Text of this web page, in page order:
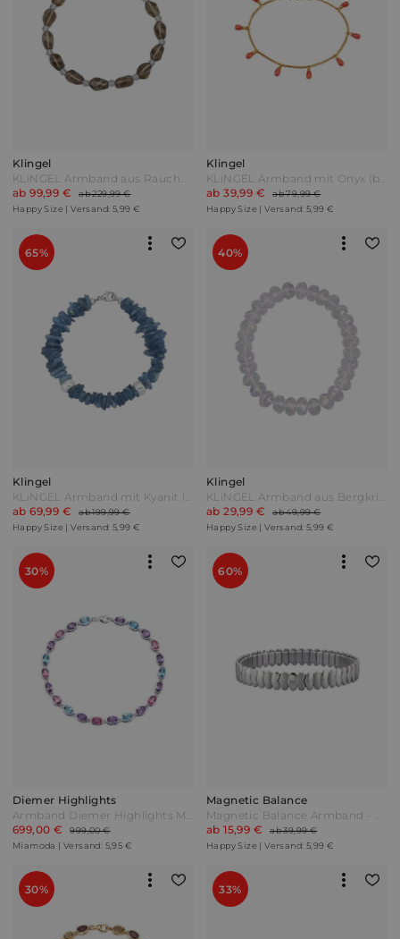
Klingel
KLiNGEL Armband aus Rauchquarzen und Bergkristallen Braun
ab 99,99 €
ab 229,99 €
Happy Size | Versand: 5,99 €
Klingel
KLiNGEL Armband mit Onyx (beh.) in Silber 925 Gelbgoldfarben Rot
ab 39,99 €
ab 79,99 €
Happy Size | Versand: 5,99 €
65%
Klingel
KLiNGEL Armband mit Kyanit in Silber 925 Blau
ab 69,99 €
ab 199,99 €
Happy Size | Versand: 5,99 €
40%
Klingel
KLiNGEL Armband aus Bergkristallen Multicolor Bunt
ab 29,99 €
ab 49,99 €
Happy Size | Versand: 5,99 €
30%
Diemer Highlights
Armband Diemer Highlights Multicolor Bunt
699,00 €
999,00 €
Miamoda | Versand: 5,95 €
60%
Magnetic Balance
Magnetic Balance Armband - Herz mit 2 Magneten Edelstahl Silber
ab 15,99 €
ab 39,99 €
Happy Size | Versand: 5,99 €
30% 33%